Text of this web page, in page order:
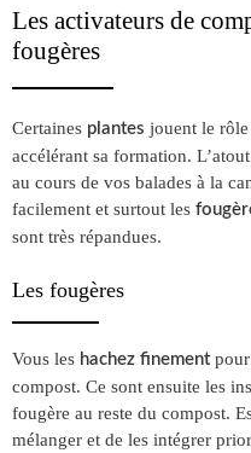
Les activateurs de
fougères
Certaines plantes jouent le rôle
accélérant sa formation.
au cours de vos balades à la
facilement et surtout les
sont très répandues.
Les fougères
Vous les hachez finementpour
compost. Ce sont ensuite les
fougère au reste du compost.
mélanger et de les intégrer